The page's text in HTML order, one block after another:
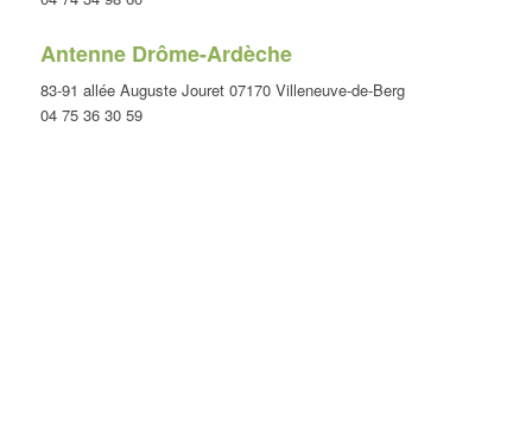
Antenne Drôme-Ardèche
83-91 allée Auguste Jouret 07170 Villeneuve-de-Berg
04 75 36 30 59